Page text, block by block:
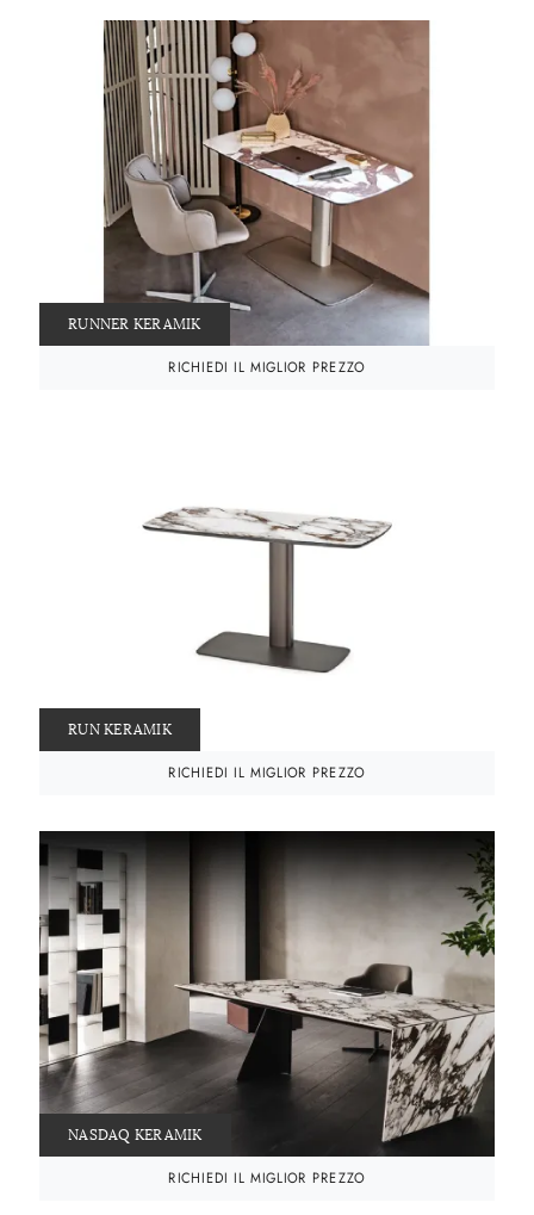
RUNNER KERAMIK
RICHIEDI IL MIGLIOR PREZZO
RUN KERAMIK
RICHIEDI IL MIGLIOR PREZZO
NASDAQ KERAMIK
RICHIEDI IL MIGLIOR PREZZO